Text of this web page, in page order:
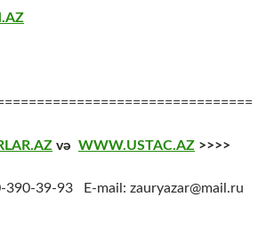
və WWW.USTAC.AZ >>>>
390-39-93 E-mail: zauryazar@mail.ru